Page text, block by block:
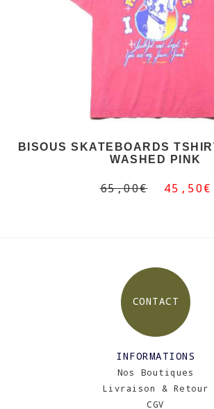
BISOUS SKATEBOARDS
WASHED PINK
65,00€ 45,50€
CONTACT
INFORMATIONS
Nos Boutiques
Livraison & Retour
CGV